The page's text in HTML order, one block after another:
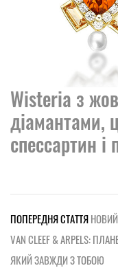
Wisteria з
діамантами,
спессартин і
ПОПЕРЕДНЯ СТАТТЯ
VAN CLEEF & ARPELS:
ЯКИЙ ЗАВЖДИ З ТОБОЮ